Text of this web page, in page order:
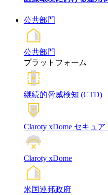
公共部門
公共部門
プラットフォーム
継続的脅威検知 (CTD)
Claroty xDome セキュ
Claroty xDome
米国連邦政府